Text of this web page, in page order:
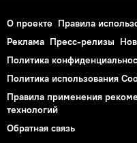
О проекте Правила
Реклама Пресс-релизы
Политика
Политика использования
Правила применения
технологий
Обратная связь